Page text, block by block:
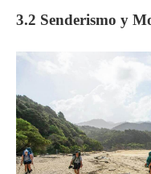
3.2 Senderismo y